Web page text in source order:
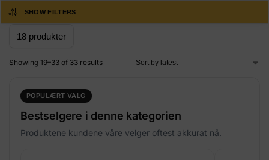
SHOW FILTERS
Showing 19–33 of 33 results
POPULÆRT VALG
Bestselgere i denne kategorien
Produktene kundene våre velger oftest akkurat nå.